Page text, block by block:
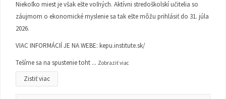
Niekoľko miest je však ešte voľných. Aktívni stredoškolskí učitelia so
záujmom o ekonomické myslenie sa tak ešte môžu prihlásiť do 31. júla
2026.
VIAC INFORMÁCIÍ JE NA WEBE: kepu.institute.sk/
Tešíme sa na spustenie toht ... Zobraziť viac
Zistiť viac